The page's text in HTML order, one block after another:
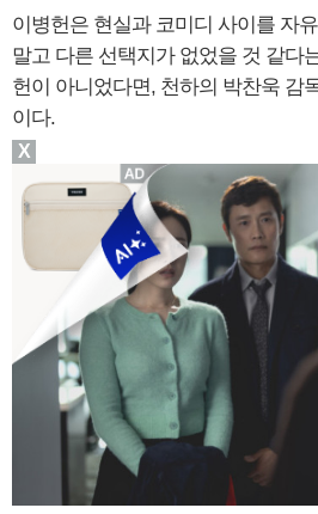
이병헌은 현실과 코미디 사이를 자
말고 다른 선택지가 없었을 것 같다
헌이 아니었다면, 천하의 박찬욱 감
이다.
X